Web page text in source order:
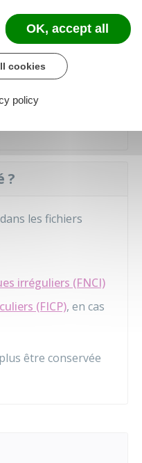
par la banque
?
les fichiers
irréguliers (FNCI)
(FICP), en cas
être conservée
OK, accept all
cookies
policy